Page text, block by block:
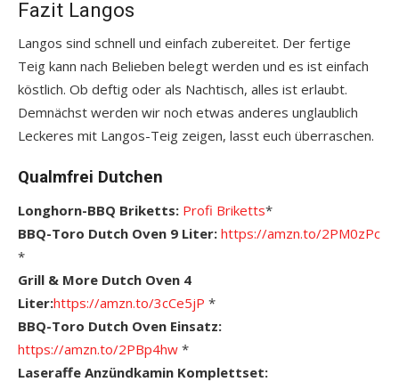
Fazit Langos
Langos sind schnell und einfach zubereitet. Der fertige
Teig kann nach Belieben belegt werden und es ist einfach
köstlich. Ob deftig oder als Nachtisch, alles ist erlaubt.
Demnächst werden wir noch etwas anderes unglaublich
Leckeres mit Langos-Teig zeigen, lasst euch überraschen.
Qualmfrei Dutchen
Longhorn-BBQ Briketts: Profi Briketts*
BBQ-Toro Dutch Oven 9 Liter: https://amzn.to/2PM0zPc
*
Grill & More Dutch Oven 4
Liter:https://amzn.to/3cCe5jP *
BBQ-Toro Dutch Oven Einsatz:
https://amzn.to/2PBp4hw *
Laseraffe Anzündkamin Komplettset: